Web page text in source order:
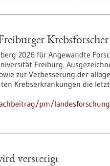
Krebsforscher
2026 für Angewandte
Freiburg.
zur Verbesserung der
Krebserkrankungen die
pm/
verstetigt